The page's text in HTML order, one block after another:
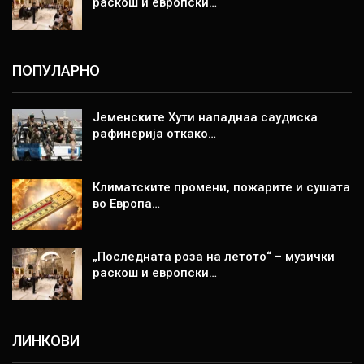
ПОПУЛАРНО
Јеменските Хути нападнаа саудиска
рафинерија откако…
Климатските промени, пожарите и сушата
во Европа…
„Последната роза на летото“ – музички
раскош и европски…
ЛИНКОВИ